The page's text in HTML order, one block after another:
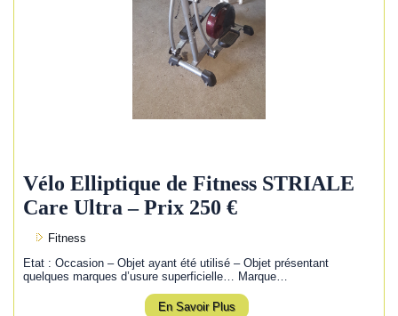
Vélo Elliptique de Fitness STRIALE
Care Ultra – Prix 250 €
Fitness
Etat : Occasion – Objet ayant été utilisé – Objet présentant
quelques marques d’usure superficielle… Marque…
En Savoir Plus